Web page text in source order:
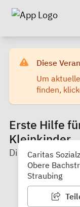
Diese
Um
finden,
Erste Hilfe
Kleinkinder
DiCV Regensburg
Caritas
Obere
Straubing